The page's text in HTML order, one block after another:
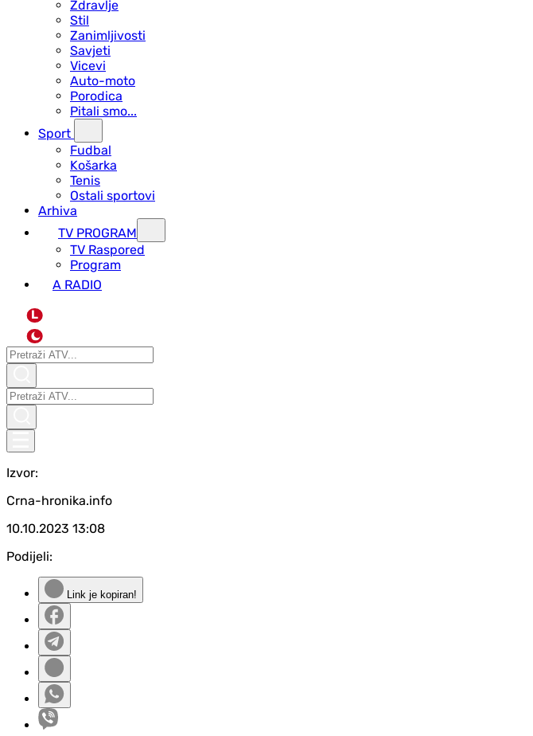
Zdravlje
Stil
Zanimljivosti
Savjeti
Vicevi
Auto-moto
Porodica
Pitali smo...
Sport
Fudbal
Košarka
Tenis
Ostali sportovi
Arhiva
TV PROGRAM
ТV Raspored
Program
A RADIO
L
Izvor:
Crna-hronika.info
10.10.2023 13:08
Podijeli:
Link je kopiran!